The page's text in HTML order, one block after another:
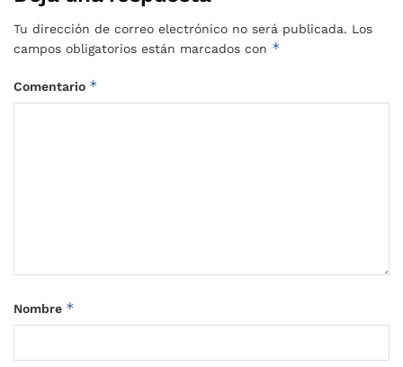
Tu dirección de correo electrónico no será publicada. Los
campos obligatorios están marcados con *
Comentario *
Nombre *